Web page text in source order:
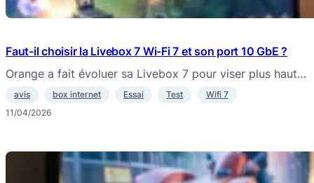
Faut-il choisir la Livebox 7 Wi‑Fi 7 et son port 10 GbE ?
Orange a fait évoluer sa Livebox 7 pour viser plus haut…
avis box internet Essai Test
Wifi 7
11/04/2026